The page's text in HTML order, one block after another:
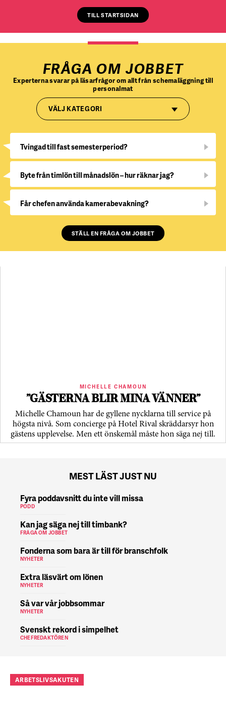
TILL STARTSIDAN
FRÅGA OM JOBBET
Experterna svarar på läsarfrågor om allt från schemaläggning till
personalmat
VÄLJ KATEGORI
Tvingad till fast semesterperiod?
Byte från timlön till månadslön – hur räknar jag?
Får chefen använda kamerabevakning?
STÄLL EN FRÅGA OM JOBBET
MICHELLE CHAMOUN
”GÄSTERNA BLIR MINA VÄNNER”
Michelle Chamoun har de gyllene nycklarna till service på
högsta nivå. Som concierge på Hotel Rival skräddarsyr hon
gästens upp­levelse. Men ett önskemål måste hon säga nej till.
MEST LÄST JUST NU
Fyra poddavsnitt du inte vill missa
PODD
Kan jag säga nej till timbank?
FRÅGA OM JOBBET
Fonderna som bara är till för branschfolk
NYHETER
Extra läsvärt om lönen
NYHETER
Så var vår jobbsommar
NYHETER
Svenskt rekord i simpelhet
CHEFREDAKTÖREN
ARBETSLIVSAKUTEN